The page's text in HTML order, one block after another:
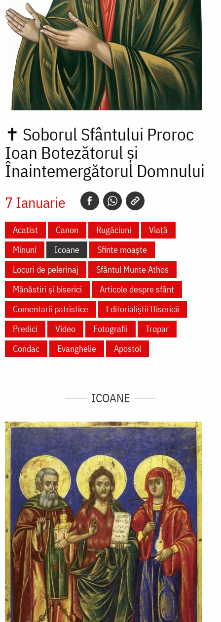
✝ Soborul Sfântului Proroc
Ioan Botezătorul și
Înaintemergătorul Domnului
7 Ianuarie
Acatist Canon Rugăciuni
Viață
Minuni
Icoane
Sfinte moaște
Locuri de pelerinaj
Sfântul Munte Athos
Mănăstiri și biserici
Articole despre sfânt
Comentarii patristice
Editorialiștii Bisericii
Predici
Video Fotografii
Tropar
Condac
Evanghelie Apostol
ICOANE